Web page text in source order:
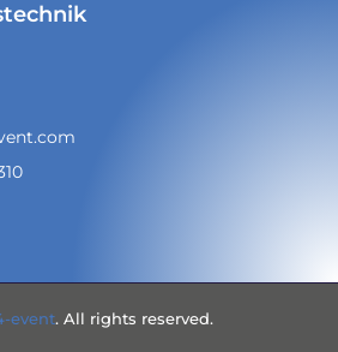
event. All rights reserved.